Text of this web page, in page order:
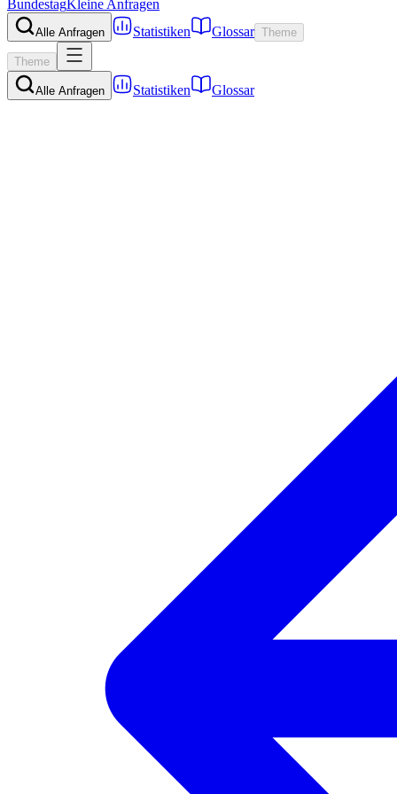
BundestagKleine Anfragen
Alle Anfragen Statistiken Glossar Theme
Theme
Alle Anfragen Statistiken Glossar